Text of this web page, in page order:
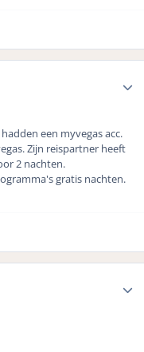
een myvegas acc.
Zijn reispartner heeft
2 nachten.
gratis nachten.